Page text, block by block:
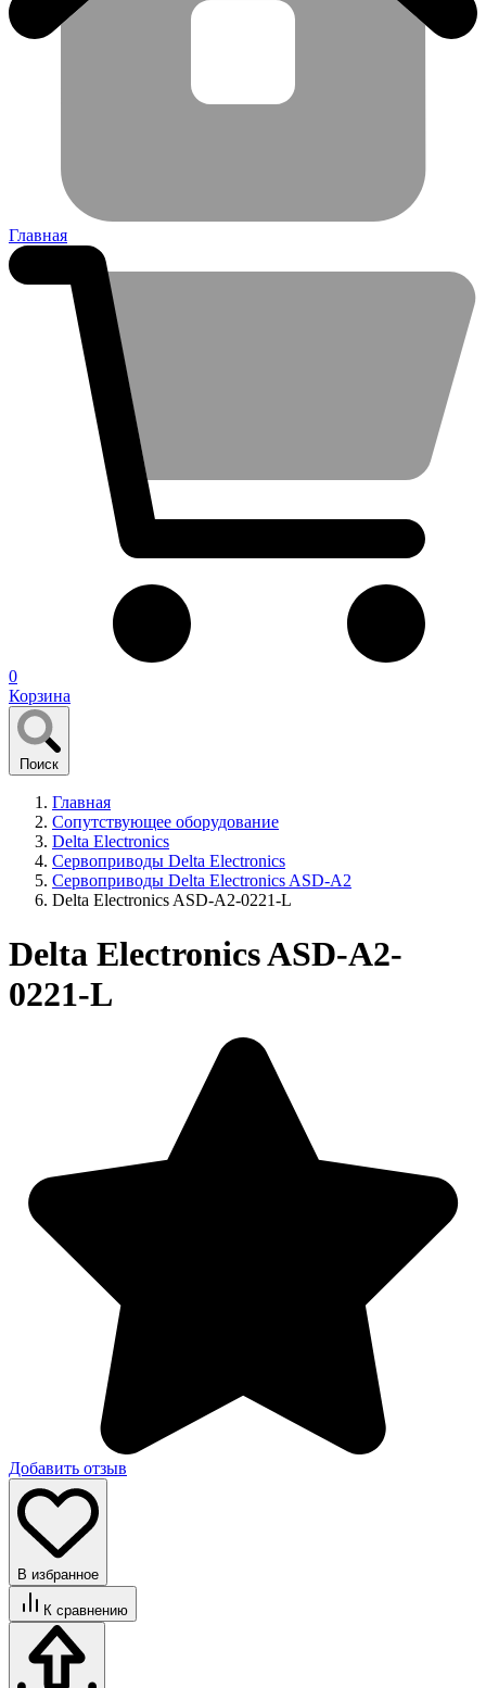
Главная
0
Корзина
Поиск
Главная
Сопутствующее оборудование
Delta Electronics
Сервоприводы Delta Electronics
Сервоприводы Delta Electronics ASD-A2
Delta Electronics ASD-A2-0221-L
Delta Electronics ASD-A2-
0221-L
Добавить отзыв
В избранное
К сравнению